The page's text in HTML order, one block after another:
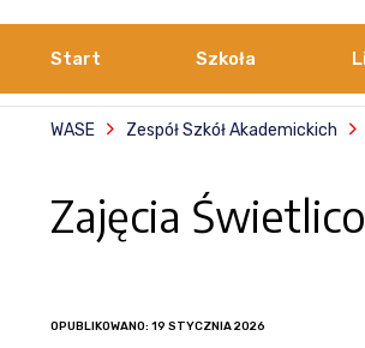
Start Szkoła
WASE Zespół Szkół Akademickich
Zajęcia
OPUBLIKOWANO: 19 STYCZNIA 2026